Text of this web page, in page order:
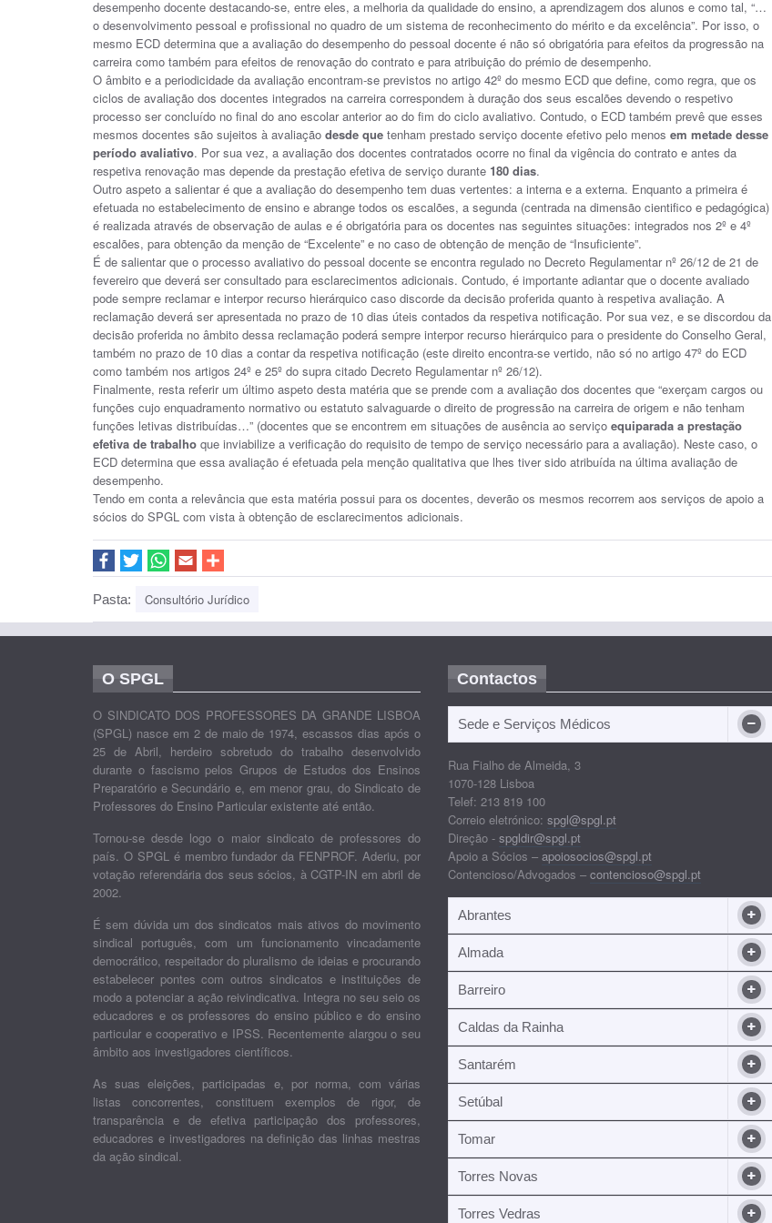
desempenho docente destacando-se, entre eles, a melhoria da qualidade do ensino, a aprendizagem dos alunos e como tal, “…
o desenvolvimento pessoal e profissional no quadro de um sistema de reconhecimento do mérito e da excelência”. Por isso, o
mesmo ECD determina que a avaliação do desempenho do pessoal docente é não só obrigatória para efeitos da progressão na
carreira como também para efeitos de renovação do contrato e para atribuição do prémio de desempenho.
O âmbito e a periodicidade da avaliação encontram-se previstos no artigo 42º do mesmo ECD que define, como regra, que os
ciclos de avaliação dos docentes integrados na carreira correspondem à duração dos seus escalões devendo o respetivo
processo ser concluído no final do ano escolar anterior ao do fim do ciclo avaliativo. Contudo, o ECD também prevê que esses
mesmos docentes são sujeitos à avaliação desde que tenham prestado serviço docente efetivo pelo menos em metade desse
período avaliativo. Por sua vez, a avaliação dos docentes contratados ocorre no final da vigência do contrato e antes da
respetiva renovação mas depende da prestação efetiva de serviço durante 180 dias.
Outro aspeto a salientar é que a avaliação do desempenho tem duas vertentes: a interna e a externa. Enquanto a primeira é
efetuada no estabelecimento de ensino e abrange todos os escalões, a segunda (centrada na dimensão cientifico e pedagógica)
é realizada através de observação de aulas e é obrigatória para os docentes nas seguintes situações: integrados nos 2º e 4º
escalões, para obtenção da menção de “Excelente” e no caso de obtenção de menção de “Insuficiente”.
É de salientar que o processo avaliativo do pessoal docente se encontra regulado no Decreto Regulamentar nº 26/12 de 21 de
fevereiro que deverá ser consultado para esclarecimentos adicionais. Contudo, é importante adiantar que o docente avaliado
pode sempre reclamar e interpor recurso hierárquico caso discorde da decisão proferida quanto à respetiva avaliação. A
reclamação deverá ser apresentada no prazo de 10 dias úteis contados da respetiva notificação. Por sua vez, e se discordou da
decisão proferida no âmbito dessa reclamação poderá sempre interpor recurso hierárquico para o presidente do Conselho Geral,
também no prazo de 10 dias a contar da respetiva notificação (este direito encontra-se vertido, não só no artigo 47º do ECD
como também nos artigos 24º e 25º do supra citado Decreto Regulamentar nº 26/12).
Finalmente, resta referir um último aspeto desta matéria que se prende com a avaliação dos docentes que “exerçam cargos ou
funções cujo enquadramento normativo ou estatuto salvaguarde o direito de progressão na carreira de origem e não tenham
funções letivas distribuídas…” (docentes que se encontrem em situações de ausência ao serviço equiparada a prestação
efetiva de trabalho que inviabilize a verificação do requisito de tempo de serviço necessário para a avaliação). Neste caso, o
ECD determina que essa avaliação é efetuada pela menção qualitativa que lhes tiver sido atribuída na última avaliação de
desempenho.
Tendo em conta a relevância que esta matéria possui para os docentes, deverão os mesmos recorrem aos serviços de apoio a
sócios do SPGL com vista à obtenção de esclarecimentos adicionais.
Pasta: Consultório Jurídico
O SPGL
O SINDICATO DOS PROFESSORES DA GRANDE LISBOA
(SPGL) nasce em 2 de maio de 1974, escassos dias após o
25 de Abril, herdeiro sobretudo do trabalho desenvolvido
durante o fascismo pelos Grupos de Estudos dos Ensinos
Preparatório e Secundário e, em menor grau, do Sindicato de
Professores do Ensino Particular existente até então.
Tornou-se desde logo o maior sindicato de professores do
país. O SPGL é membro fundador da FENPROF. Aderiu, por
votação referendária dos seus sócios, à CGTP-IN em abril de
2002.
É sem dúvida um dos sindicatos mais ativos do movimento
sindical português, com um funcionamento vincadamente
democrático, respeitador do pluralismo de ideias e procurando
estabelecer pontes com outros sindicatos e instituições de
modo a potenciar a ação reivindicativa. Integra no seu seio os
educadores e os professores do ensino público e do ensino
particular e cooperativo e IPSS. Recentemente alargou o seu
âmbito aos investigadores científicos.
As suas eleições, participadas e, por norma, com várias
listas concorrentes, constituem exemplos de rigor, de
transparência e de efetiva participação dos professores,
educadores e investigadores na definição das linhas mestras
da ação sindical.
Contactos
Sede e Serviços Médicos
Rua Fialho de Almeida, 3
1070-128 Lisboa
Telef: 213 819 100
Correio eletrónico: spgl@spgl.pt
Direção - spgldir@spgl.pt
Apoio a Sócios – apoiosocios@spgl.pt
Contencioso/Advogados – contencioso@spgl.pt
Abrantes
Almada
Barreiro
Caldas da Rainha
Santarém
Setúbal
Tomar
Torres Novas
Torres Vedras